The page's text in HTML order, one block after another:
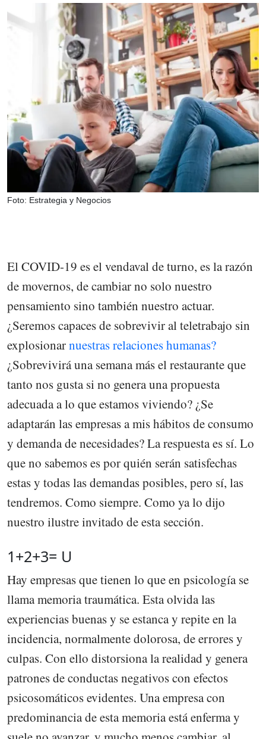
Foto: Estrategia y Negocios
El COVID-19 es el vendaval de turno, es la razón
de movernos, de cambiar no solo nuestro
pensamiento sino también nuestro actuar.
¿Seremos capaces de sobrevivir al teletrabajo sin
explosionarnuestras relaciones humanas?
¿Sobrevivirá una semana más el restaurante que
tanto nos gusta si no genera una propuesta
adecuada a lo que estamos viviendo? ¿Se
adaptarán las empresas a mis hábitos de consumo
y demanda de necesidades? La respuesta es sí. Lo
que no sabemos es por quién serán satisfechas
estas y todas las demandas posibles, pero sí, las
tendremos. Como siempre. Como ya lo dijo
nuestro ilustre invitado de esta sección.
1+2+3= U
Hay empresas que tienen lo que en psicología se
llama memoria traumática. Esta olvida las
experiencias buenas y se estanca y repite en la
incidencia, normalmente dolorosa, de errores y
culpas. Con ello distorsiona la realidad y genera
patrones de conductas negativos con efectos
psicosomáticos evidentes. Una empresa con
predominancia de esta memoria está enferma y